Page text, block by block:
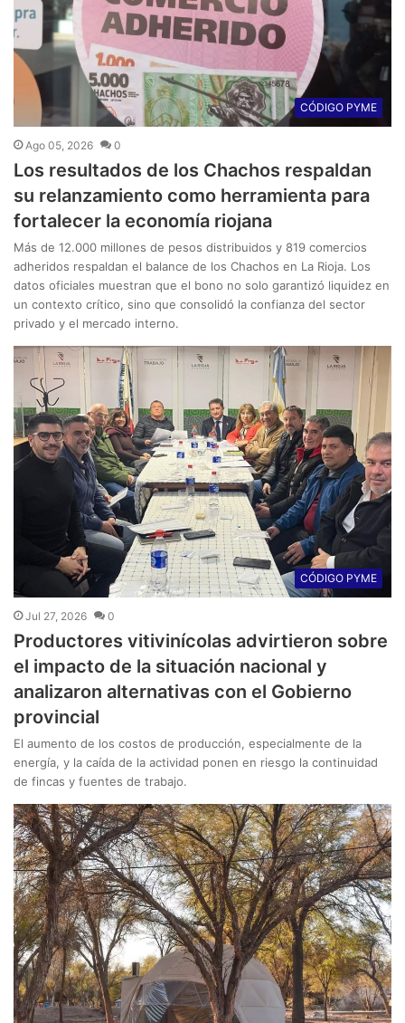
CÓDIGO PYME
Ago 05, 2026 0
Los resultados de los Chachos respaldan
su relanzamiento como herramienta para
fortalecer la economía riojana
Más de 12.000 millones de pesos distribuidos y 819 comercios
adheridos respaldan el balance de los Chachos en La Rioja. Los
datos oficiales muestran que el bono no solo garantizó liquidez en
un contexto crítico, sino que consolidó la confianza del sector
privado y el mercado interno.
CÓDIGO PYME
Jul 27, 2026 0
Productores vitivinícolas advirtieron sobre
el impacto de la situación nacional y
analizaron alternativas con el Gobierno
provincial
El aumento de los costos de producción, especialmente de la
energía, y la caída de la actividad ponen en riesgo la continuidad
de fincas y fuentes de trabajo.